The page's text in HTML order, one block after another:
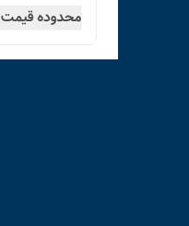
محدوده قیمت